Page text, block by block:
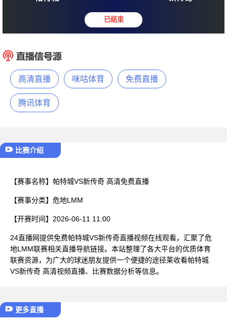
帕特城 75 : 83 新
高清直播 咪咕体育 免费直播
腾讯体育
比赛介绍
【赛事名称】 帕特城VS新传奇 高清免费直播
【赛事分类】 危地LMM
【开赛时间】 2026-06-11 11:00
24直播网提供免费帕特城VS新传奇直播视频在线观看，汇聚了危
地LMM联赛相关直播导航链接。本站整理了各大平台的优质体育
联赛资源，为广大的球迷朋友提供一个便捷的途径莱收看帕特城
VS新传奇 高清视频直播、比赛数据分析等信息。
更多直播